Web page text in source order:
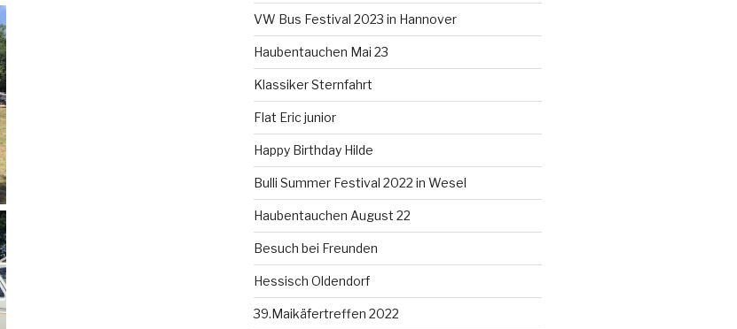
VW Bus Festival 2023 in Hannover
Haubentauchen Mai 23
Klassiker Sternfahrt
Flat Eric junior
Happy Birthday Hilde
Bulli Summer Festival 2022 in Wesel
Haubentauchen August 22
Besuch bei Freunden
Hessisch Oldendorf
39.Maikäfertreffen 2022